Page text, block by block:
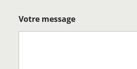
Votre message